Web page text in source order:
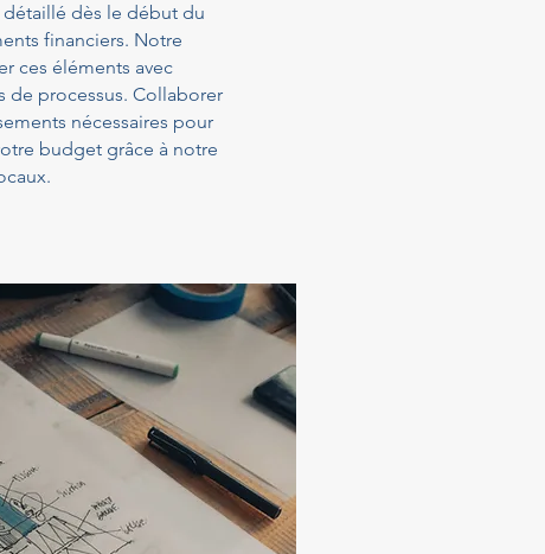
détaillé dès le début du
financiers. Notre
ces éléments avec
de processus. Collaborer
nécessaires pour
budget grâce à notre